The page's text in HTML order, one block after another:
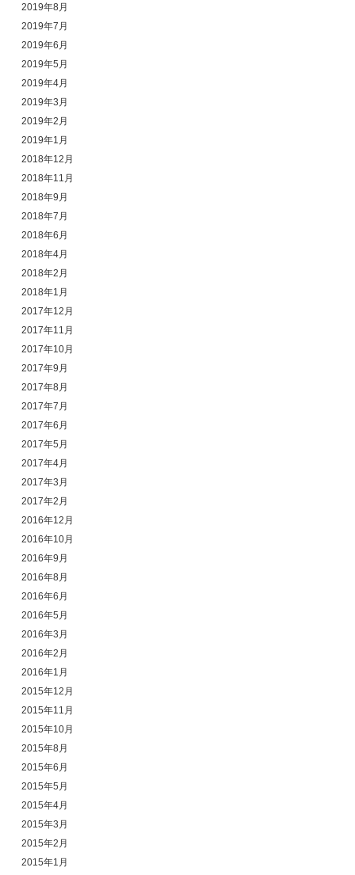
2019年8月
2019年7月
2019年6月
2019年5月
2019年4月
2019年3月
2019年2月
2019年1月
2018年12月
2018年11月
2018年9月
2018年7月
2018年6月
2018年4月
2018年2月
2018年1月
2017年12月
2017年11月
2017年10月
2017年9月
2017年8月
2017年7月
2017年6月
2017年5月
2017年4月
2017年3月
2017年2月
2016年12月
2016年10月
2016年9月
2016年8月
2016年6月
2016年5月
2016年3月
2016年2月
2016年1月
2015年12月
2015年11月
2015年10月
2015年8月
2015年6月
2015年5月
2015年4月
2015年3月
2015年2月
2015年1月